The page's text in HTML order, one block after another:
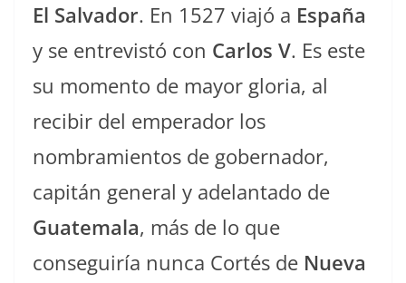
El Salvador. En 1527 viajó a España
y se entrevistó con Carlos V. Es este
su momento de mayor gloria, al
recibir del emperador los
nombramientos de gobernador,
capitán general y adelantado de
Guatemala, más de lo que
conseguiría nunca Cortés de Nueva